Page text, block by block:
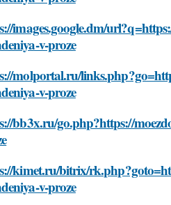
images.google.dm/
v-proze
molportal.ru/
v-proze
bb3x.ru/go.php?https://
kimet.ru/bitrix/
v-proze